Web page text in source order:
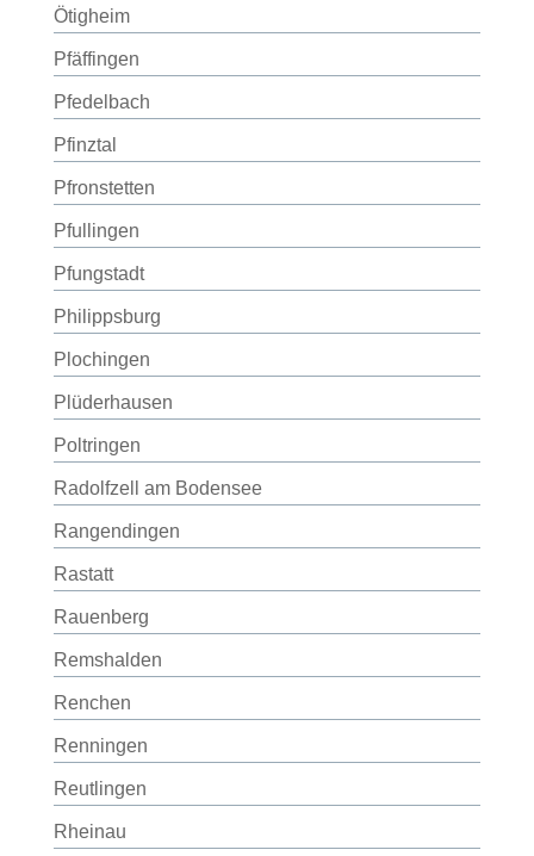
Ötigheim
Pfäffingen
Pfedelbach
Pfinztal
Pfronstetten
Pfullingen
Pfungstadt
Philippsburg
Plochingen
Plüderhausen
Poltringen
Radolfzell am Bodensee
Rangendingen
Rastatt
Rauenberg
Remshalden
Renchen
Renningen
Reutlingen
Rheinau